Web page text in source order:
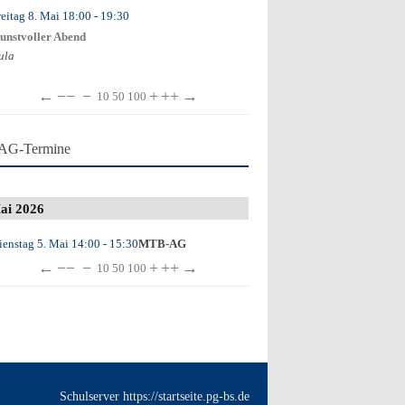
8. Mai18:00 - 19:30
Abend
← −− − 10 50 100 + ++ →
Termine
2026
5. Mai 14:00 - 15:30MTB-AG
← −− − 10 50 100 + ++ →
Schulserver https://startseite.pg-bs.de